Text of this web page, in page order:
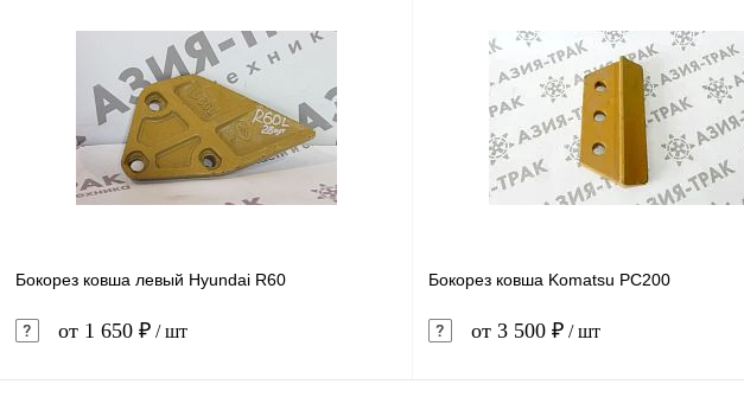
Бокорез ковша левый Hyundai R60
от 1 650 ₽ / шт
Бокорез ковша Komatsu PC200
от 3 500 ₽ / шт